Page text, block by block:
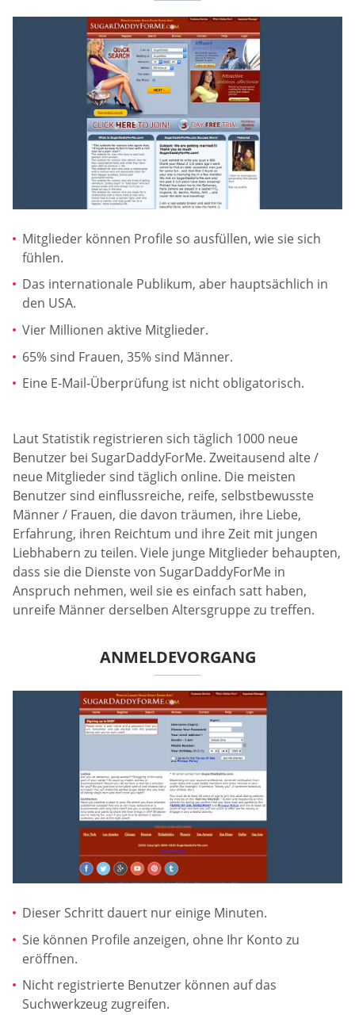
Mitglieder können Profile so ausfüllen, wie sie sich
fühlen.
Das internationale Publikum, aber hauptsächlich in
den USA.
Vier Millionen aktive Mitglieder.
65% sind Frauen, 35% sind Männer.
Eine E-Mail-Überprüfung ist nicht obligatorisch.
Laut Statistik registrieren sich täglich 1000 neue
Benutzer bei SugarDaddyForMe. Zweitausend alte /
neue Mitglieder sind täglich online. Die meisten
Benutzer sind einflussreiche, reife, selbstbewusste
Männer / Frauen, die davon träumen, ihre Liebe,
Erfahrung, ihren Reichtum und ihre Zeit mit jungen
Liebhabern zu teilen. Viele junge Mitglieder behaupten,
dass sie die Dienste von SugarDaddyForMe in
Anspruch nehmen, weil sie es einfach satt haben,
unreife Männer derselben Altersgruppe zu treffen.
ANMELDEVORGANG
Dieser Schritt dauert nur einige Minuten.
Sie können Profile anzeigen, ohne Ihr Konto zu
eröffnen.
Nicht registrierte Benutzer können auf das
Suchwerkzeug zugreifen.